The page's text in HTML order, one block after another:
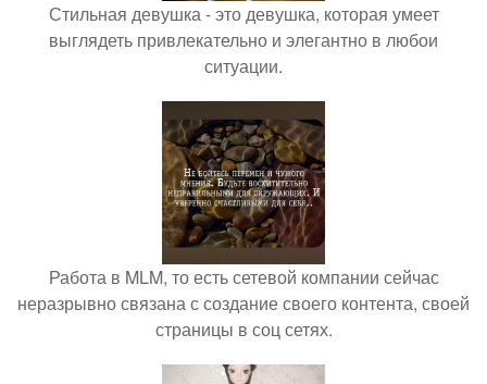
Стильная девушка - это девушка, которая умеет
выглядеть привлекательно и элегантно в любои
ситуации.
Работа в MLM, то есть сетевой компании сейчас
неразрывно связана с создание своего контента, своей
страницы в соц сетях.